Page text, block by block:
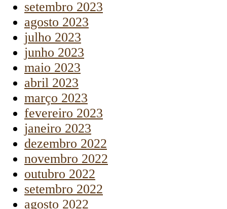
setembro 2023
agosto 2023
julho 2023
junho 2023
maio 2023
abril 2023
março 2023
fevereiro 2023
janeiro 2023
dezembro 2022
novembro 2022
outubro 2022
setembro 2022
agosto 2022